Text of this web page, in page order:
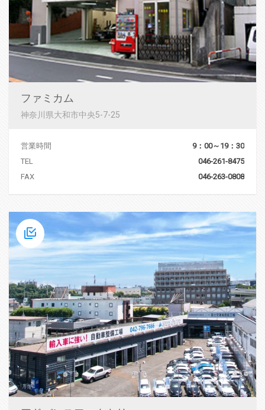
ファミカム
神奈川県大和市中央5-7-25
営業時間
9：00～19：30
TEL
046-261-8475
FAX
046-263-0808